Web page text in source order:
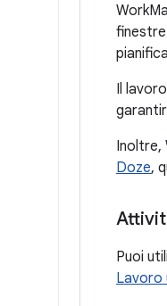
Il
Inoltre,
Doze,
Puoi
Lavoro